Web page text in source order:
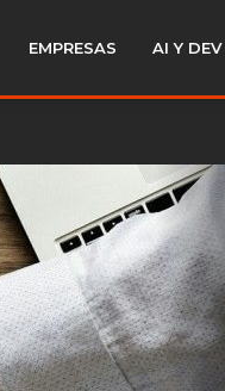
EMPRESAS AI Y DEV